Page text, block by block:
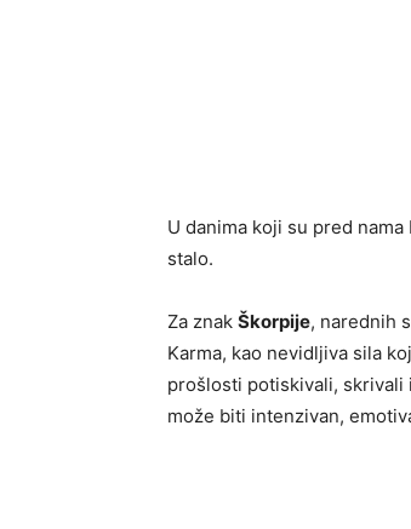
U danima koji su pred
stalo.
Za znak Škorpije, narednih
Karma, kao nevidljiva sila
prošlosti potiskivali, skrivali
može biti intenzivan,